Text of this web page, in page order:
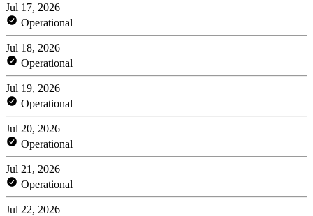
Jul 17, 2026
Operational
Jul 18, 2026
Operational
Jul 19, 2026
Operational
Jul 20, 2026
Operational
Jul 21, 2026
Operational
Jul 22, 2026